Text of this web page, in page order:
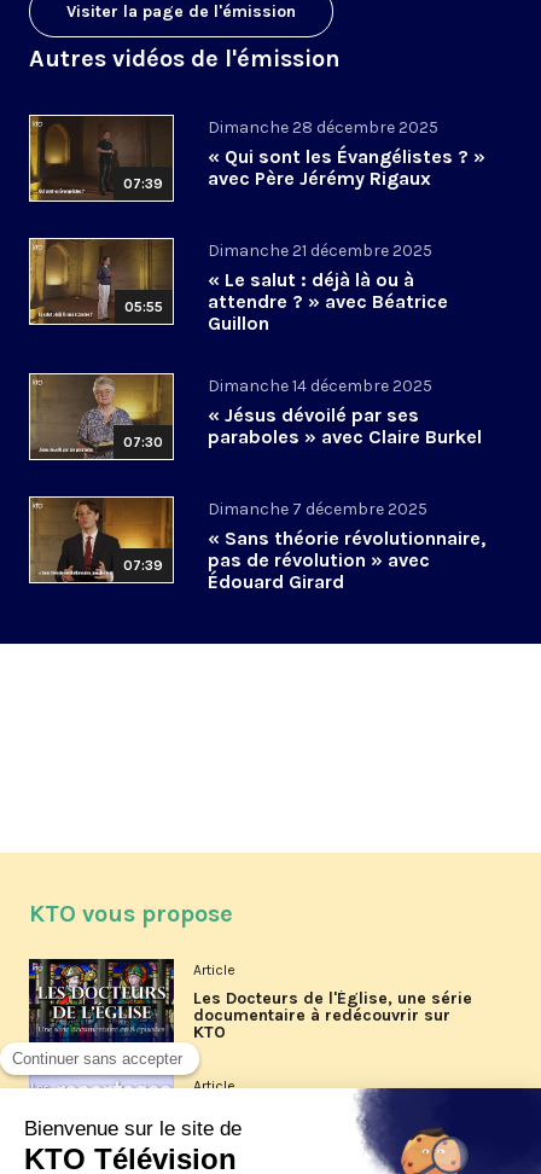
Visiter la page de l'émission
Autres vidéos de l'émission
07:39
Dimanche 28 décembre 2025
« Qui sont les Évangélistes ? »
avec Père Jérémy Rigaux
05:55
Dimanche 21 décembre 2025
« Le salut : déjà là ou à
attendre ? » avec Béatrice
Guillon
07:30
Dimanche 14 décembre 2025
« Jésus dévoilé par ses
paraboles » avec Claire Burkel
07:39
Dimanche 7 décembre 2025
« Sans théorie révolutionnaire,
pas de révolution » avec
Édouard Girard
KTO vous propose
Article
Les Docteurs de l'Église, une série
documentaire à redécouvrir sur
KTO
Article
Les reportages d'été 2026 de KTO